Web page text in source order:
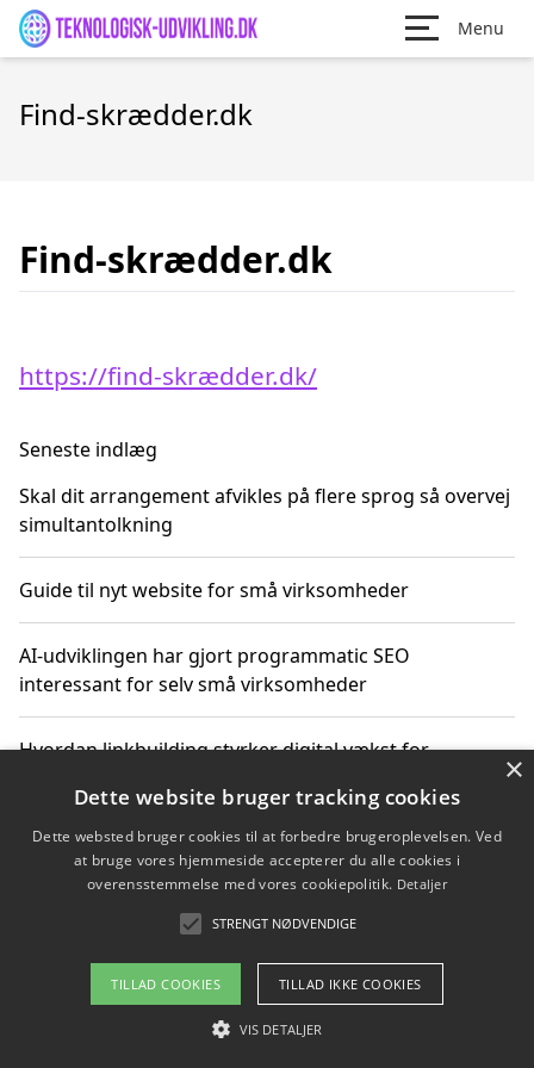
Menu
Find-skrædder.dk
Find-skrædder.dk
https://find-skrædder.dk/
Seneste indlæg
Skal dit arrangement afvikles på flere sprog så overvej
simultantolkning
Guide til nyt website for små virksomheder
AI-udviklingen har gjort programmatic SEO
interessant for selv små virksomheder
Hvordan linkbuilding styrker digital vækst for
Sådan har udviklingen inden for genbrug af elektronik
ændret sig
Copyright 2026 - Pilanto Aps
Om / kontakt
×
Dette website bruger tracking cookies
Dette websted bruger cookies til at forbedre brugeroplevelsen. Ved
at bruge vores hjemmeside accepterer du alle cookies i
overensstemmelse med vores cookiepolitik. Detaljer
STRENGT NØDVENDIGE
TILLAD COOKIES TILLAD IKKE COOKIES
VIS DETALJER